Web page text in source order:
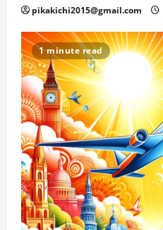
pikakichi2015@gmail.com
1 minute read